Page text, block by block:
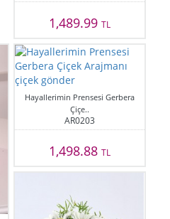
1,489.99 TL
Hayallerimin Prensesi Gerbera
Çiçe..
AR0203
1,498.88 TL